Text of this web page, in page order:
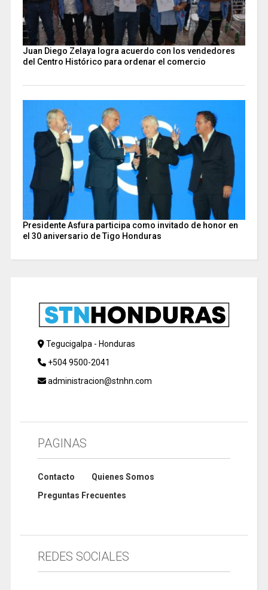
Juan Diego Zelaya logra acuerdo con los vendedores
del Centro Histórico para ordenar el comercio
Presidente Asfura participa como invitado de honor en
el 30 aniversario de Tigo Honduras
Tegucigalpa - Honduras
+504 9500-2041
administracion@stnhn.com
PAGINAS
Contacto
Quienes Somos
Preguntas Frecuentes
REDES SOCIALES